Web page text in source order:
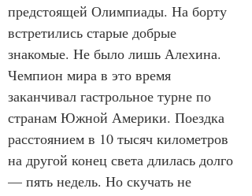
предстоящей Олимпиады. На борту
встретились старые добрые
знакомые. Не было лишь Алехина.
Чемпион мира в это время
заканчивал гастрольное турне по
странам Южной Америки. Поездка
расстоянием в 10 тысяч километров
на другой конец света длилась долго
— пять недель. Но скучать не